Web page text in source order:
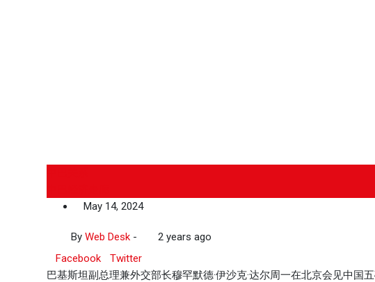
May 14, 2024
By Web Desk - 2 years ago
Facebook
Twitter
巴基斯坦副总理兼外交部长穆罕默德·伊沙克·达尔周一在北京会见中